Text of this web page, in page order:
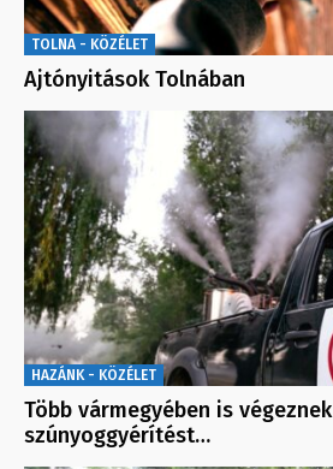
TOLNA - KÖZÉLET
Ajtónyitások Tolnában
HAZÁNK - KÖZÉLET
Több vármegyében is végeznek
szúnyoggyérítést…